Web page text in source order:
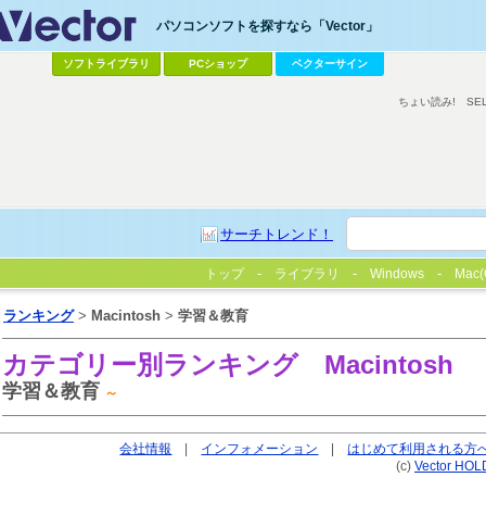
パソコンソフトを探すなら「Vector」
ソフトライブラリ PCショップ ベクターサイン
サーチトレンド！
ちょい読み!
トップ ライブラリ Windows
ランキング> Macintosh > 学習＆教育
カテゴリー別ランキング Macintosh
学習＆教育 ～
会社情報 | インフォメーション |はじめて利用される方
(c) Vector